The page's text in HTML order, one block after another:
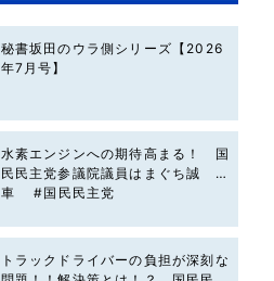
秘書坂田のウラ側シリーズ【2026
年7月号】
水素エンジンへの期待高まる！ 国
民民主党参議院議員はまぐち誠 #
車 #国民民主党
トラックドライバーの負担が深刻な